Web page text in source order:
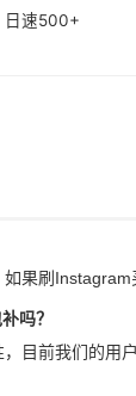
日速500+
果刷
吗？
目前我们的用